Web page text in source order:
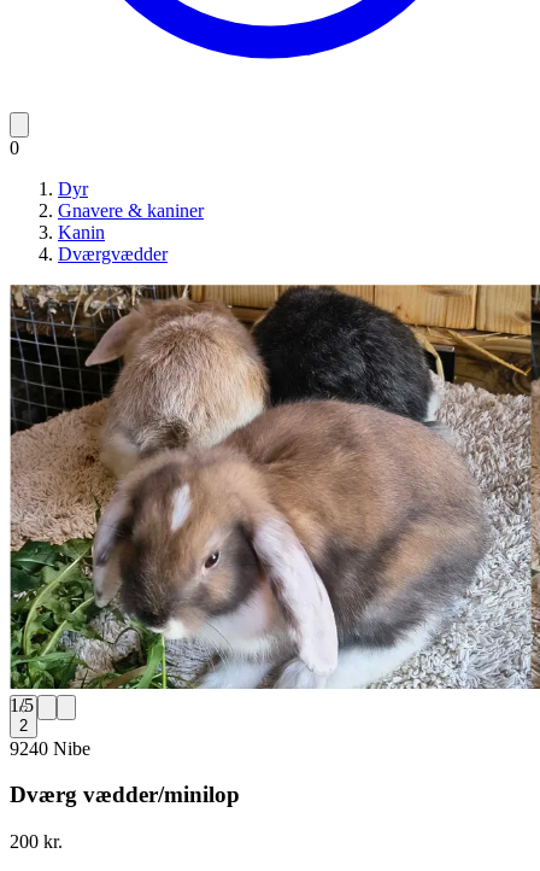
0
Dyr
Gnavere & kaniner
Kanin
Dværgvædder
1/5
2
9240 Nibe
Dværg vædder/minilop
200 kr.